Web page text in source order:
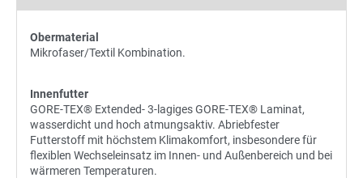
Obermaterial
Mikrofaser/Textil Kombination.
Innenfutter
GORE-TEX® Extended- 3-lagiges GORE-TEX® Laminat,
wasserdicht und hoch atmungsaktiv. Abriebfester
Futterstoff mit höchstem Klimakomfort, insbesondere für
flexiblen Wechseleinsatz im Innen- und Außenbereich und bei
wärmeren Temperaturen.